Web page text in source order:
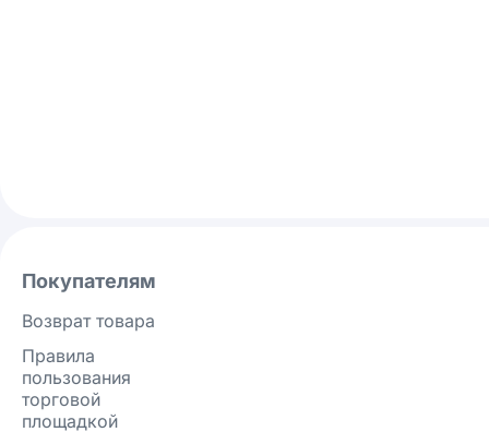
Покупателям
Возврат товара
Правила
пользования
торговой
площадкой